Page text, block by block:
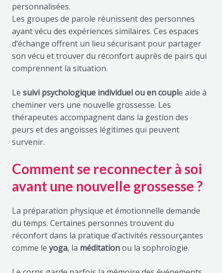
personnalisées.
Les groupes de parole réunissent des personnes
ayant vécu des expériences similaires. Ces espaces
d’échange offrent un lieu sécurisant pour partager
son vécu et trouver du réconfort auprès de pairs qui
comprennent la situation.
Le suivi psychologique individuel ou en couple aide à
cheminer vers une nouvelle grossesse. Les
thérapeutes accompagnent dans la gestion des
peurs et des angoisses légitimes qui peuvent
survenir.
Comment se reconnecter à soi
avant une nouvelle grossesse ?
La préparation physique et émotionnelle demande
du temps. Certaines personnes trouvent du
réconfort dans la pratique d’activités ressourçantes
comme le yoga, la méditationou la sophrologie.